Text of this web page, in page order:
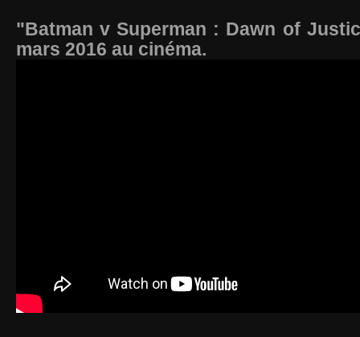
"Batman v Superman : Dawn of
mars 2016 au cinéma.